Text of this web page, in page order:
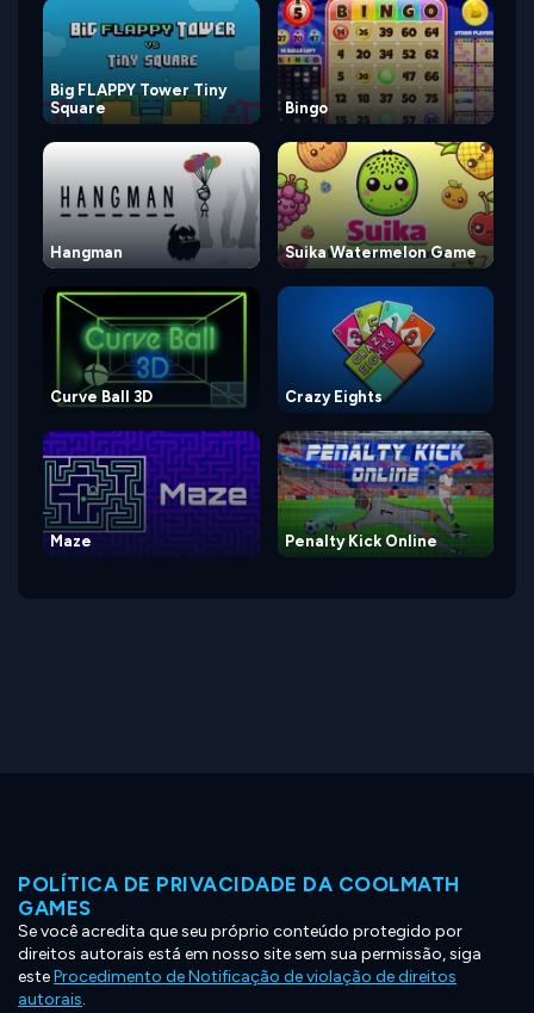
Big FLAPPY Tower Tiny
Square
Bingo
Hangman Suika Watermelon Game
Curve Ball 3D Crazy Eights
Maze Penalty Kick Online
POLÍTICA DE PRIVACIDADE DA COOLMATH
GAMES
Se você acredita que seu próprio conteúdo protegido por
direitos autorais está em nosso site sem sua permissão, siga
esteProcedimento de Notificação de violação de direitos
autorais.